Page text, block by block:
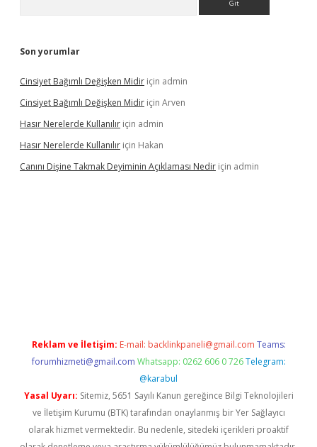
Son yorumlar
Cinsiyet Bağımlı Değişken Midir için admin
Cinsiyet Bağımlı Değişken Midir için Arven
Hasır Nerelerde Kullanılır için admin
Hasır Nerelerde Kullanılır için Hakan
Canını Dişine Takmak Deyiminin Açıklaması Nedir için admin
Reklam ve İletişim: E-mail: backlinkpaneli@gmail.com Teams:
forumhizmeti@gmail.com Whatsapp: 0262 606 0 726 Telegram:
@karabul
Yasal Uyarı: Sitemiz, 5651 Sayılı Kanun gereğince Bilgi Teknolojileri
ve İletişim Kurumu (BTK) tarafından onaylanmış bir Yer Sağlayıcı
olarak hizmet vermektedir. Bu nedenle, sitedeki içerikleri proaktif